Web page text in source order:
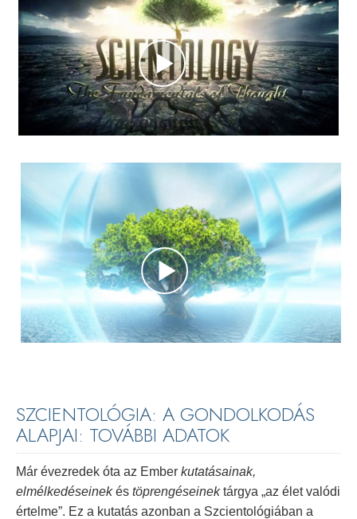
SZCIENTOLÓGIA: A GONDOLKODÁS
ALAPJAI: TOVÁBBI ADATOK
Már évezredek óta az Ember kutatásainak,
elmélkedéseinekés töprengéseinektárgya „az élet valódi
értelme”. Ez a kutatás azonban a Szcientológiában a